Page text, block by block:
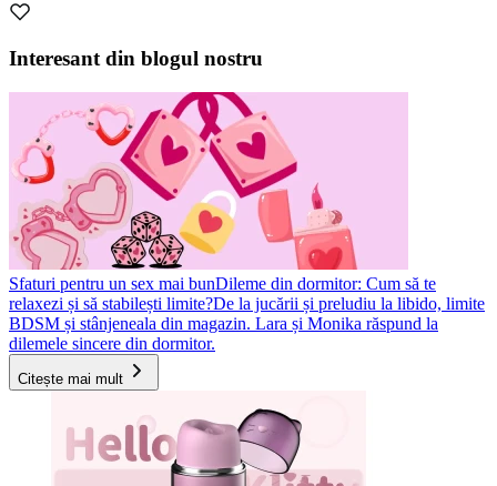
Interesant din blogul nostru
Sfaturi pentru un sex mai bunDileme din dormitor: Cum să te
relaxezi și să stabilești limite?De la jucării și preludiu la libido, limite
BDSM și stânjeneala din magazin. Lara și Monika răspund la
dilemele sincere din dormitor.
Citește mai mult